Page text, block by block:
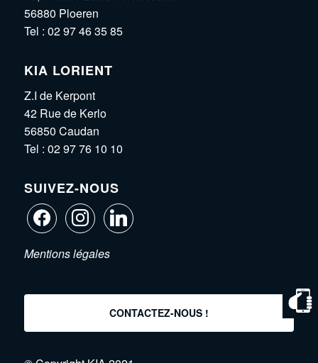
56880 Ploeren
Tel : 02 97 46 35 85
KIA LORIENT
Z.I de Kerpont
42 Rue de Kerlo
56850 Caudan
Tel : 02 97 76 10 10
SUIVEZ-NOUS
Mentions légales
CONTACTEZ-NOUS !